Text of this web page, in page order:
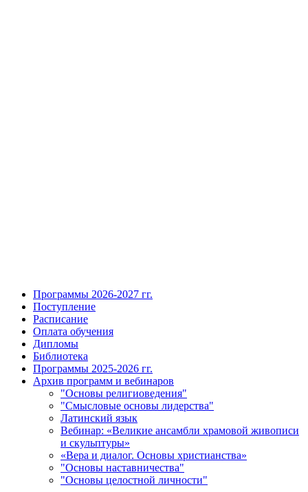
Программы 2026-2027 гг.
Поступление
Расписание
Оплата обучения
Дипломы
Библиотека
Программы 2025-2026 гг.
Архив программ и вебинаров
"Основы религиоведения"
"Смысловые основы лидерства"
Латинский язык
Вебинар: «Великие ансамбли храмовой живописи
и скульптуры»
«Вера и диалог. Основы христианства»
"Основы наставничества"
"Основы целостной личности"